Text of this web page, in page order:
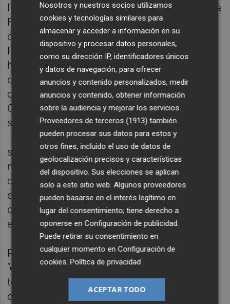
Pablo Andújar ha explicado que “a partir de la
Faulcombridge ya seré extenista, es la
despedida soñada para cualquier jugador.
Recuerdo que en el Conde de Godó me
hicieron un homenaje en la pista principal y
quiero que sea en mi club. Recuperar ese
orgullo del CTV, de la ciudad, de la
Comunitat, tratar de trasladarlo no solo a la
sociedad
sino a los tenistas de fuera. Es una edición
muy especial. Queremos crecer. Es una
contra los rivales de nivel, lo que está claro
es que lo vamos a pasar bien y esperamos
que el domingo después de las finales
estemos todos contentos”.
Por su parte, Ana Salas ha manifestado que
“este torneo tiene alma y el reto es seguir
teniendo alma y carisma. Además del
esfuerzo metálico, el esfuerzo de que vaya a
Nosotros y nuestros socios utilizamos
cookies y tecnologías similares para
almacenar y acceder a información en su
dispositivo y procesar datos personales,
como su dirección IP, identificadores únicos
y datos de navegación, para ofrecer
anuncios y contenido personalizados, medir
anuncios y contenido, obtener información
sobre la audiencia y mejorar los servicios.
Proveedores de terceros (1913) también
pueden procesar sus datos para estos y
otros fines, incluido el uso de datos de
geolocalización precisos y características
del dispositivo. Sus elecciones se aplican
solo a este sitio web. Algunos proveedores
pueden basarse en el interés legítimo en
lugar del consentimiento; tiene derecho a
oponerse enConfiguración de publicidad.
Puede retirar su consentimiento en
cualquier momento enConfiguración de
cookies.Política de privacidad
ACEPTAR TODO